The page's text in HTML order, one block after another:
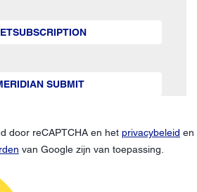
SUBMIT
door reCAPTCHA en het privacybeleid en
van Google zijn van toepassing.